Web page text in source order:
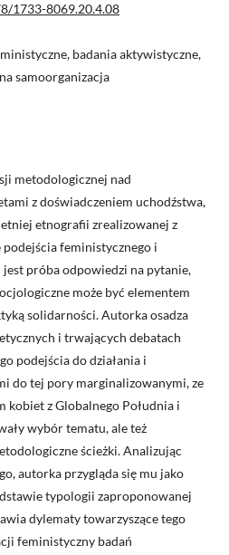
1733-8069.20.4.08
badania aktywistyczne,
samoorganizacja
metodologicznej nad
z doświadczeniem uchodźstwa,
etnografii zrealizowanej z
feministycznego i
próba odpowiedzi na pytanie,
może być elementem
solidarności. Autorka osadza
i trwających debatach
podejścia do działania i
do tej pory marginalizowanymi, ze
kobiet z Globalnego Południa i
wybór tematu, ale też
ścieżki. Analizując
autorka przygląda się mu jako
typologii zaproponowanej
dylematy towarzyszące tego
feministyczny badań